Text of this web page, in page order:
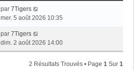
par 7Tigers
mer. 5 août 2026 10:35
par 7Tigers
dim. 2 août 2026 14:00
2 Résultats Trouvés • Page 1 Sur 1